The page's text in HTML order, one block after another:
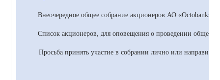
Внеочередное общее собрание акционеров АО «Octobank»
Список акционеров, для оповещения о проведении общего
Просьба принять участие в собрании лично или